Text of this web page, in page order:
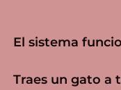
El sistema
Traes un gato a